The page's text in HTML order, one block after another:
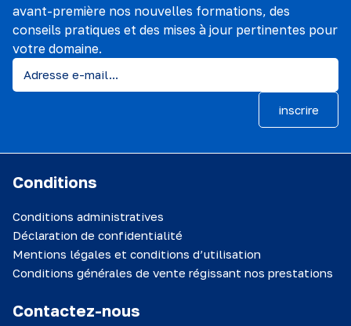
avant-première nos nouvelles formations, des
conseils pratiques et des mises à jour pertinentes pour
votre domaine.
inscrire
Conditions
Conditions administratives
Déclaration de confidentialité
Mentions légales et conditions d’utilisation
Conditions générales de vente régissant nos prestations
Contactez-nous